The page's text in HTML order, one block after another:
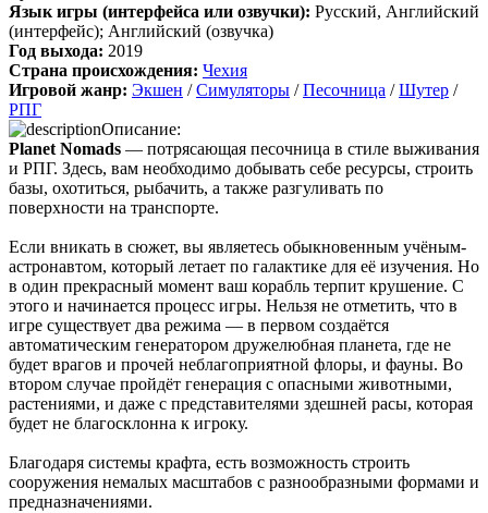
cord:Boycenunse,
Да, сделано. Добавил саундтрек Need for Speed: Most Wanted
Soundtrack (OST):
скачать
Представлено несколько ссылок на скачивание (торрент,
архив и FLAC), но основной – Unofficial Game Soundtrack
OST. На странице можно послушать онлайн полную версию,
включая треки от Paul Linford
Сборник получился добротный, наслаждайтесь!
Boycenunse:Добавьте пожалуйста саундтрек из игры NFS
Most Wanted, которая 2005 года.
Mifman: Добро пожаловать на игровой сайт mifman.ru
Делитесь играми с друзьями и добавляйте сайт в избранное.
В этом чате Вы можете общаться. Пишите свои отзывы и
комментарии к играм.
Язык игры (интерфейса или озвучки): Русский, Английский
(интерфейс); Английский (озвучка)
Год выхода: 2019
Страна происхождения: Чехия
Игровой жанр: Экшен /Симуляторы /Песочница /Шутер /
РПГ
Описание:
Planet Nomads — потрясающая песочница в стиле выживания
и РПГ. Здесь, вам необходимо добывать себе ресурсы, строить
базы, охотиться, рыбачить, а также разгуливать по
поверхности на транспорте.
Если вникать в сюжет, вы являетесь обыкновенным учёным-
астронавтом, который летает по галактике для её изучения. Но
в один прекрасный момент ваш корабль терпит крушение. С
этого и начинается процесс игры. Нельзя не отметить, что в
игре существует два режима — в первом создаётся
автоматическим генератором дружелюбная планета, где не
будет врагов и прочей неблагоприятной флоры, и фауны. Во
втором случае пройдёт генерация с опасными животными,
растениями, и даже с представителями здешней расы, которая
будет не благосклонна к игроку.
Благодаря системы крафта, есть возможность строить
сооружения немалых масштабов с разнообразными формами и
предназначениями.